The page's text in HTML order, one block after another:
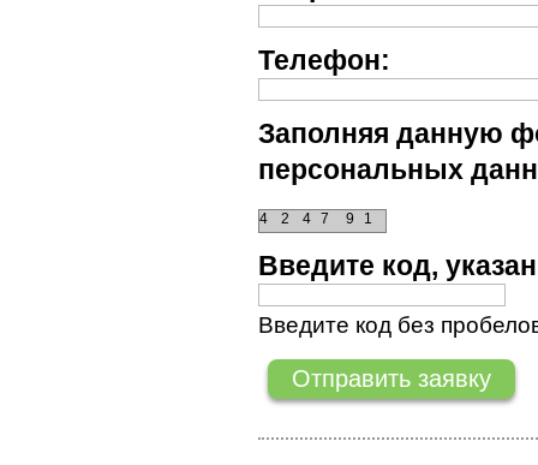
Телефон:
Заполняя данную
персональных
9 1
4 7
2
4
Введите код,
Введите код без